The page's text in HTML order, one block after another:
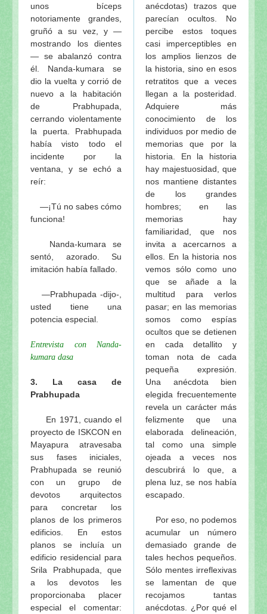
unos bíceps
notoriamente grandes,
gruñó a su vez, y —
mostrando los dientes
— se abalanzó contra
él. Nanda-kumara se
dio la vuelta y corrió de
nuevo a la habitación
de Prabhupada,
cerrando violentamente
la puerta. Prabhupada
había visto todo el
incidente por la
ventana, y se echó a
reír:
—¡Tú no sabes cómo
funciona!
Nanda-kumara se
sentó, azorado. Su
imitación había fallado.
—Prabhupada -dijo-,
usted tiene una
potencia especial.
Entrevista con Nanda-
kumara dasa
3. La casa de
Prabhupada
En 1971, cuando el
proyecto de ISKCON en
Mayapura atravesaba
sus fases iniciales,
Prabhupada se reunió
con un grupo de
devotos arquitectos
para concretar los
planos de los primeros
edificios. En estos
planos se incluía un
edificio residencial para
Srila Prabhupada, que
a los devotos les
proporcionaba placer
especial el comentar:
anécdotas) trazos que
parecían ocultos. No
percibe estos toques
casi imperceptibles en
los amplios lienzos de
la historia, sino en esos
retratitos que a veces
llegan a la posteridad.
Adquiere más
conocimiento de los
individuos por medio de
memorias que por la
historia. En la historia
hay majestuosidad, que
nos mantiene distantes
de los grandes
hombres; en las
memorias hay
familiaridad, que nos
invita a acercarnos a
ellos. En la historia nos
vemos sólo como uno
que se añade a la
multitud para verlos
pasar; en las memorias
somos como espías
ocultos que se detienen
en cada detallito y
toman nota de cada
pequeña expresión.
Una anécdota bien
elegida frecuentemente
revela un carácter más
felizmente que una
elaborada delineación,
tal como una simple
ojeada a veces nos
descubrirá lo que, a
plena luz, se nos había
escapado.
Por eso, no podemos
acumular un número
demasiado grande de
tales hechos pequeños.
Sólo mentes irreflexivas
se lamentan de que
recojamos tantas
anécdotas. ¿Por qué el